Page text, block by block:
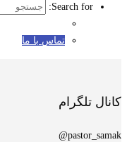
Search for:
تماس با ما
کانال تلگرام
pastor_samak@